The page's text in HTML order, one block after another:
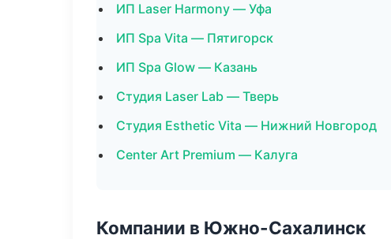
ИП Laser Harmony — Уфа
ИП Spa Vita — Пятигорск
ИП Spa Glow — Казань
Студия Laser Lab — Тверь
Студия Esthetic Vita — Нижний Новгород
Center Art Premium — Калуга
Компании в Южно-Сахалинск